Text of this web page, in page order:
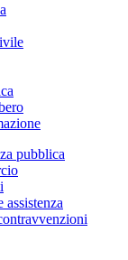
pubblica
assistenza